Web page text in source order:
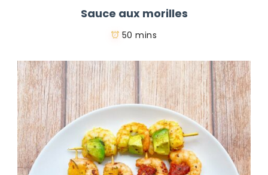
Sauce aux morilles
50 mins